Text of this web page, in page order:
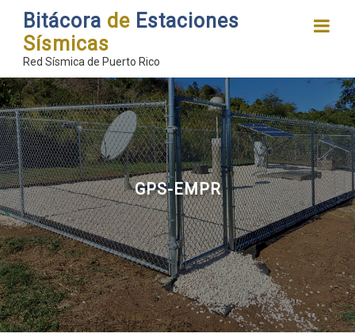
Bitácora de Estaciones
Sísmicas
Red Sísmica de Puerto Rico
GPS-EMPR